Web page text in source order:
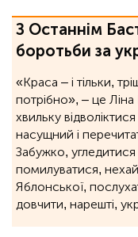
З Останнім
боротьби за
«Краса – і тільки,
потрібно», ‒ це
хвильку
насущний і
Забужко, угледитися
помилуватися,
Яблонської,
довчити, нарешті,